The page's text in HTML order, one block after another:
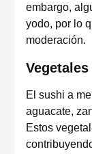
embargo,
yodo, por lo
moderación.
Vegetales
El sushi a
aguacate,
Estos